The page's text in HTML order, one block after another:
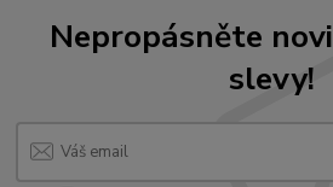
Nepropásněte
slevy!